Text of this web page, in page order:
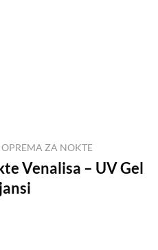
OPREMA ZA NOKTE
Venalisa – UV Gel